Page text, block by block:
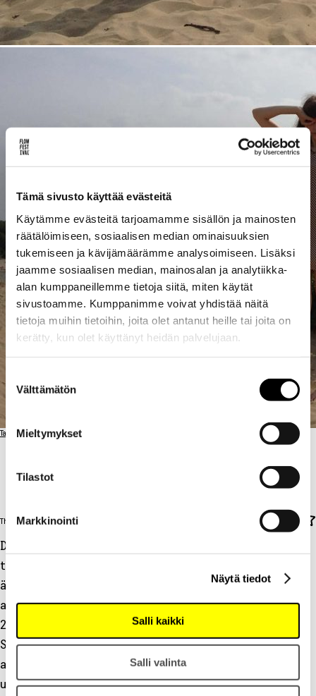
Tämä sivusto käyttää evästeitä
Käytämme evästeitä tarjoamamme sisällön ja mainosten
räätälöimiseen, sosiaalisen median ominaisuuksien
tukemiseen ja kävijämäärämme analysoimiseen. Lisäksi
jaamme sosiaalisen median, mainosalan ja analytiikka-
alan kumppaneillemme tietoja siitä, miten käytät
sivustoamme. Kumppanimme voivat yhdistää näitä
tietoja muihin tietoihin, joita olet antanut heille tai joita on
kerätty, kun olet käyttänyt heidän palvelujaan.
valinta
Välttämätön
Mieltymykset
Tilastot
Markkinointi
Näytä tiedot
Salli kaikki
Salli valinta
Takaisin artisteihin
The Other Sound / SU 16.8. / 22:00
Debyyttialbumi, joka kokoaa 108 kappaletta yli neljän
tunnin mitalle ja rakentuu kuin sadat peräkkäiset
ääniviestit, jotka avaavat intiimin ikkunan esittävän
artistin maailmaan – sitä on löyhästi kuvailtuna vuonna
2022 julkaistu
Sent from My Telephone
Sheffieldistä lähtöisin olevanNoa Kurzweilin
arvoituksellinen musiikkiprojektiVoice Actor
urallaan sittemmin kolme albumia, jotka ovat toinen